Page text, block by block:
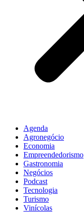
Agenda
Agronegócio
Economia
Empreendedorismo
Gastronomia
Negócios
Podcast
Tecnologia
Turismo
Vinícolas